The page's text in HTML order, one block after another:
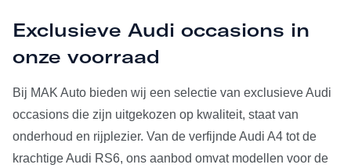
Exclusieve Audi occasions in
onze voorraad
Bij MAK Auto bieden wij een selectie van exclusieve Audi
occasions die zijn uitgekozen op kwaliteit, staat van
onderhoud en rijplezier. Van de verfijnde Audi A4 tot de
krachtige Audi RS6, ons aanbod omvat modellen voor de